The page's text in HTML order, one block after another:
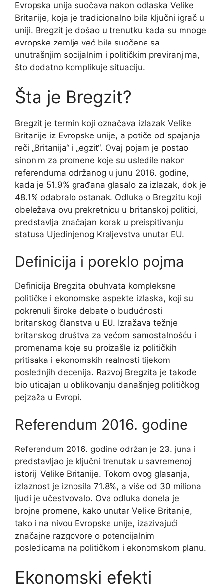
Evropska unija suočava nakon odlaska Velike
Britanije, koja je tradicionalno bila ključni igrač u
uniji. Bregzit je došao u trenutku kada su mnoge
evropske zemlje već bile suočene sa
unutrašnjim socijalnim i političkim previranjima,
što dodatno komplikuje situaciju.
Šta je Bregzit?
Bregzit je termin koji označava izlazak Velike
Britanije iz Evropske unije, a potiče od spajanja
reči „Britanija“ i „egzit“. Ovaj pojam je postao
sinonim za promene koje su usledile nakon
referenduma održanog u junu 2016. godine,
kada je 51.9% građana glasalo za izlazak, dok je
48.1% odabralo ostanak. Odluka o Bregzitu koji
obeležava ovu prekretnicu u britanskoj politici,
predstavlja značajan korak u preispitivanju
statusa Ujedinjenog Kraljevstva unutar EU.
Definicija i poreklo pojma
Definicija Bregzita obuhvata kompleksne
političke i ekonomske aspekte izlaska, koji su
pokrenuli široke debate o budućnosti
britanskog članstva u EU. Izražava težnje
britanskog društva za većom samostalnošću i
promenama koje su proizašle iz političkih
pritisaka i ekonomskih realnosti tijekom
poslednjih decenija. Razvoj Bregzita je takođe
bio uticajan u oblikovanju današnjeg političkog
pejzaža u Evropi.
Referendum 2016. godine
Referendum 2016. godine održan je 23. juna i
predstavljao je ključni trenutak u savremenoj
istoriji Velike Britanije. Tokom ovog glasanja,
izlaznost je iznosila 71.8%, a više od 30 miliona
ljudi je učestvovalo. Ova odluka donela je
brojne promene, kako unutar Velike Britanije,
tako i na nivou Evropske unije, izazivajući
značajne razgovore o potencijalnim
posledicama na političkom i ekonomskom planu.
Ekonomski efekti